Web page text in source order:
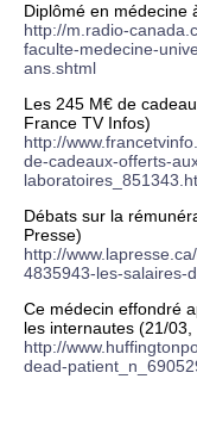
Diplômé en médecine
http://m.radio-
faculte-medecine-
ans.shtml
Les 245 M€ de
France TV Infos)
http://
de-cadeaux-offerts-
Débats sur la
Presse)
http://
4835943-les-salaires-
Ce médecin effondré
les internautes (21/03,
http://
dead-